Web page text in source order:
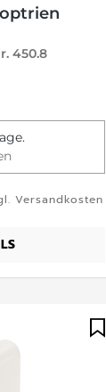
450.8
Versandkosten